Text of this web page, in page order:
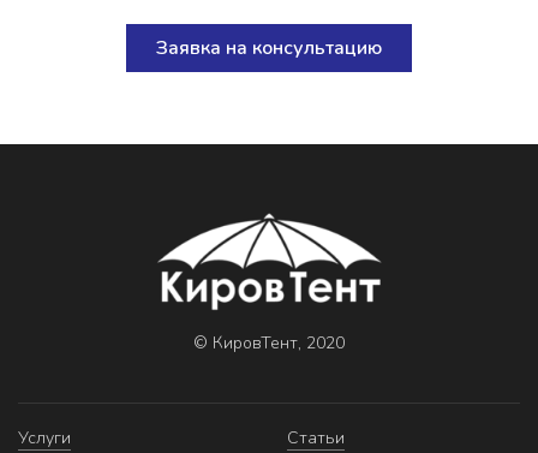
Заявка на консультацию
© КировТент, 2020
Услуги
Статьи